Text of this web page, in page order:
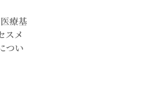
療基
スメ
つい